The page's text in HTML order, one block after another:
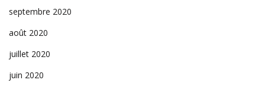
septembre 2020
août 2020
juillet 2020
juin 2020